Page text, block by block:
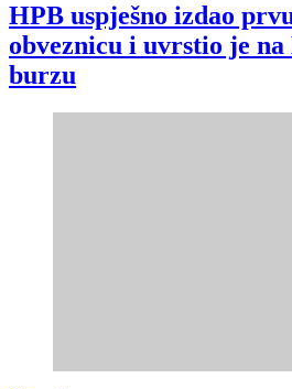
HPB uspješno izdao
obveznicu i uvrstio je
burzu